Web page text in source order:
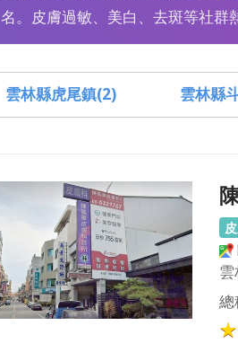
名。皮膚過敏、美白、去斑等社群
雲林縣虎尾鎮(2) 雲林縣
總